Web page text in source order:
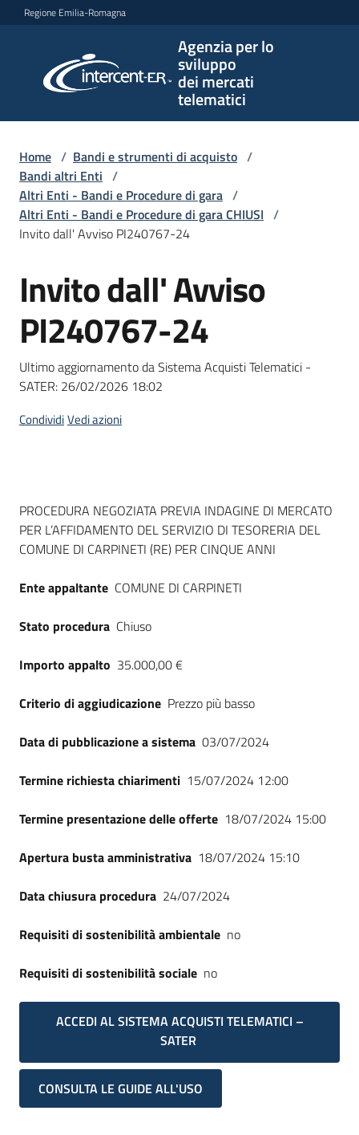
Vai al contenuto
Vai alla navigazione
Vai al footer
Regione Emilia-Romagna
Agenzia per lo
sviluppo
dei mercati
telematici
per lo
sviluppo
telematici
L'Agenzia
Bandi
strumenti
acquisto
telematiche
English
site
su
Home / Bandi e strumenti di acquisto /
Bandi altri Enti /
Altri Enti - Bandi e Procedure di gara /
Altri Enti - Bandi e Procedure di gara CHIUSI /
Invito dall' Avviso PI240767-24
Salta al contenuto
Invito dall' Avviso
PI240767-24
Ultimo aggiornamento da Sistema Acquisti Telematici -
SATER: 26/02/2026 18:02
CondividiVedi azioni
Dati del bando
PROCEDURA NEGOZIATA PREVIA INDAGINE DI MERCATO
PER L’AFFIDAMENTO DEL SERVIZIO DI TESORERIA DEL
COMUNE DI CARPINETI (RE) PER CINQUE ANNI
Ente appaltante COMUNE DI CARPINETI
Stato procedura Chiuso
Importo appalto 35.000,00 €
Criterio di aggiudicazione Prezzo più basso
Data di pubblicazione a sistema 03/07/2024
Termine richiesta chiarimenti 15/07/2024 12:00
Termine presentazione delle offerte 18/07/2024 15:00
Apertura busta amministrativa 18/07/2024 15:10
Data chiusura procedura 24/07/2024
Requisiti di sostenibilità ambientale no
Requisiti di sostenibilità sociale no
ACCEDI AL SISTEMA ACQUISTI TELEMATICI –
SATER
CONSULTA LE GUIDE ALL'USO